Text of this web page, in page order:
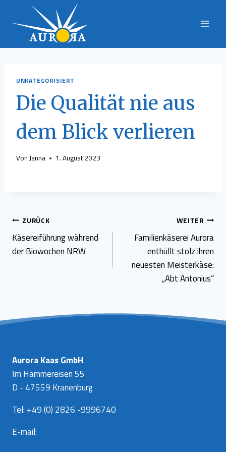
Inhalt
UNKATEGORISIERT
Die Qualität nie aus
dem Blick verlieren
Von Janna 1. August 2023
Beitragsnavigation
ZURÜCK
Käsereiführung während
der Biowochen NRW
WEITER
Familienkäserei Aurora
enthüllt stolz ihren
neuesten Meisterkäse:
„Abt Antonius“
Aurora Kaas GmbH
Im Hammereisen 55
D - 47559 Kranenburg
Tel: +49 (0) 2826 -9996740
E-mail: